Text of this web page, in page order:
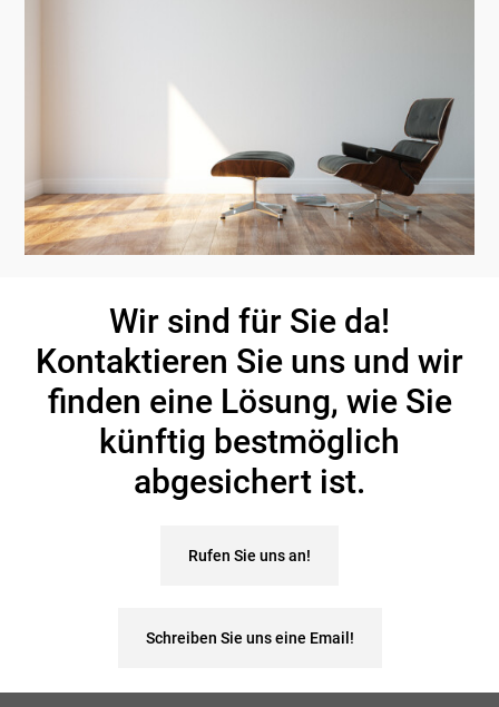
Wir sind für Sie da!
Kontaktieren Sie uns und wir
finden eine Lösung, wie Sie
künftig bestmöglich
abgesichert ist.
Rufen Sie uns an!
Schreiben Sie uns eine Email!